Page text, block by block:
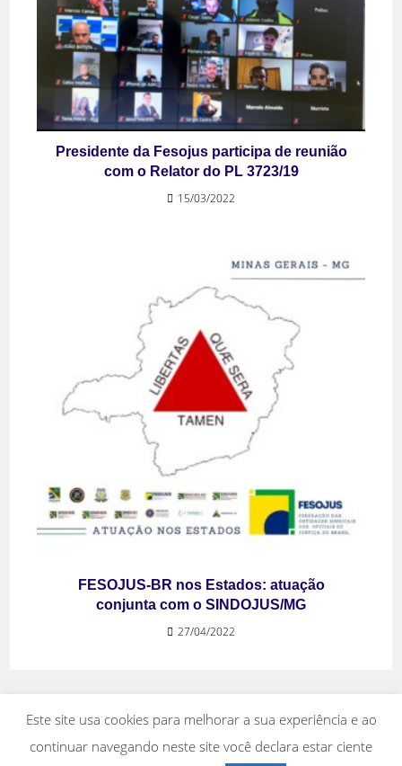
Presidente da Fesojus participa de reunião
com o Relator do PL 3723/19
15/03/2022
FESOJUS-BR nos Estados: atuação
conjunta com o SINDOJUS/MG
27/04/2022
Este site usa cookies para melhorar a sua experiência e ao
continuar navegando neste site você declara estar ciente